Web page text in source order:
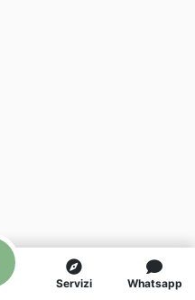
Servizi Whatsapp